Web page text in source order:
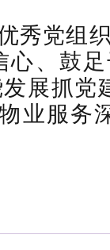
秀党组
心、鼓
展抓党
业服务